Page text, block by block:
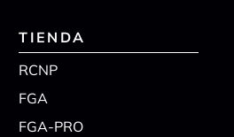
TIENDA
RCNP
FGA
FGA-PRO